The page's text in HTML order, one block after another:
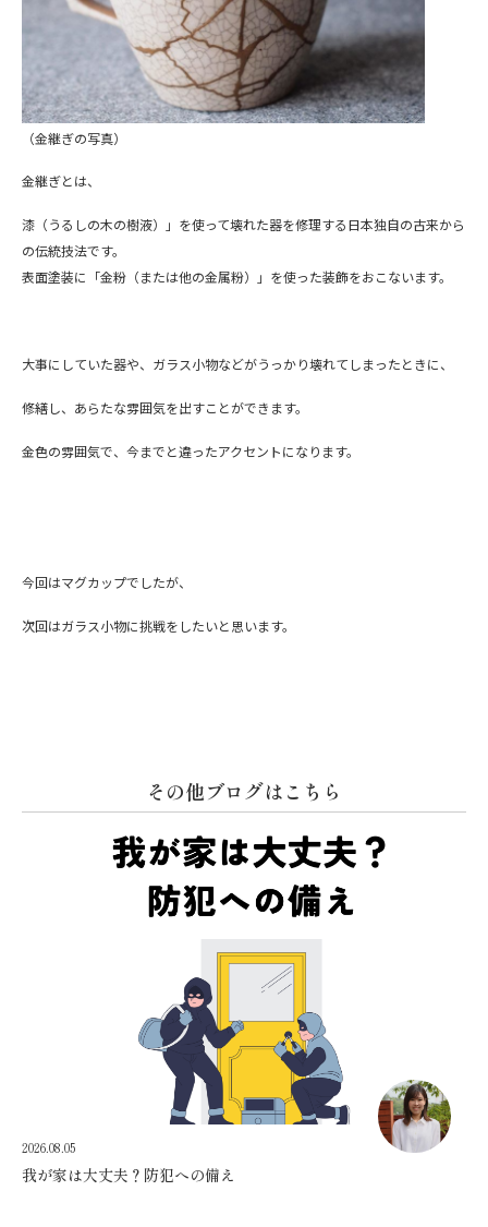
（金継ぎの写真）
金継ぎとは、
漆（うるしの木の樹液）」を使って壊れた器を修理する日本独自の古来から
の伝統技法です。
表面塗装に「金粉（または他の金属粉）」を使った装飾をおこないます。
大事にしていた器や、ガラス小物などがうっかり壊れてしまったときに、
修繕し、あらたな雰囲気を出すことができます。
金色の雰囲気で、今までと違ったアクセントになります。
今回はマグカップでしたが、
次回はガラス小物に挑戦をしたいと思います。
その他ブログはこちら
2026.08.05
我が家は大丈夫？防犯への備え